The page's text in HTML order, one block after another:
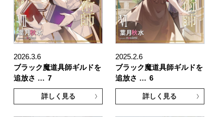
2026.3.6
ブラック魔道具師ギルドを
追放さ … 7
詳しく見る
2025.2.6
ブラック魔道具師ギルドを
追放さ … 6
詳しく見る